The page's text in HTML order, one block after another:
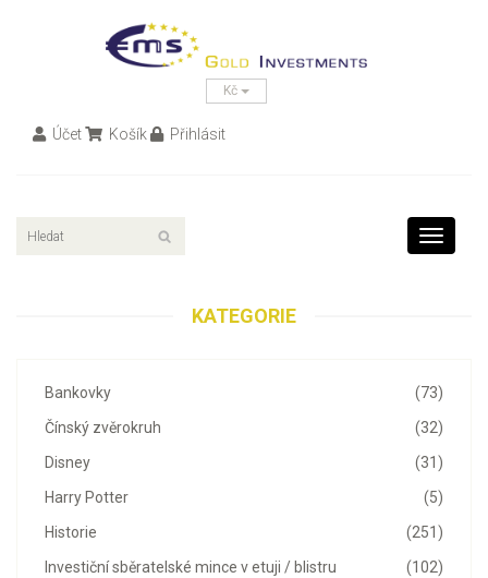
Kč
Účet Košík Přihlásit
Toggle
KATEGORIE
(73)
Bankovky
(32)
Čínský zvěrokruh
(31)
Disney
(5)
Harry Potter
(251)
Historie
(102)
Investiční sběratelské mince v etuji / blistru